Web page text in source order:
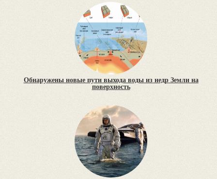
Обнаружены новые пути выхода воды из недр Земли на
поверхность